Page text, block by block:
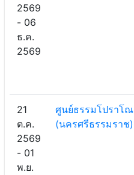
2569
- 06
ธ.ค.
2569
21
ต.ค.
2569
- 01
พ.ย.
ศูนย์ธรรมโปราโณ
(นครศรีธรรมราช)